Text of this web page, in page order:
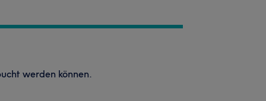
werden können.